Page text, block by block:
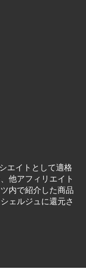
エイトとして適格
他アフィリエイト
内で紹介した商品
ェルジュに還元さ